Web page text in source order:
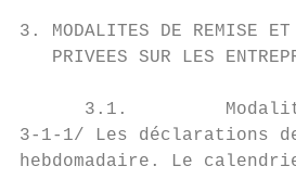
3. MODALITES DE REMISE ET
PRIVEES SUR LES
3.1.
3-1-1/ Les déclarations
hebdomadaire. Le